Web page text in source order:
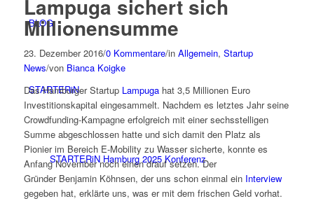
BLOG
STARTERiN
STARTERiN Hamburg 2025 Konferenz
Lampuga sichert sich
Millionensumme
23. Dezember 2016/0 Kommentare/in Allgemein, Startup
News/von Bianca Koigke
Das Hamburger Startup Lampugahat 3,5 Millionen Euro
Investitionskapital eingesammelt. Nachdem es letztes Jahr seine
Crowdfunding-Kampagne erfolgreich mit einer sechsstelligen
Summe abgeschlossen hatte und sich damit den Platz als
Pionier im Bereich E-Mobility zu Wasser sicherte, konnte es
Anfang November noch einen drauf setzen. Der
Gründer Benjamin Köhnsen, der uns schon einmal ein Interview
gegeben hat, erklärte uns, was er mit dem frischen Geld vorhat.